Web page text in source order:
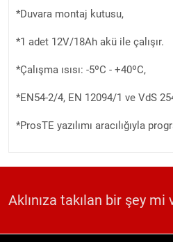
*Duvara montaj kutusu,
*1 adet 12V/18Ah akü ile çalışır.
*Çalışma ısısı: -5ºC - +40ºC,
*EN54-2/4, EN 12094/1 ve VdS
*ProsTE yazılımı aracılığıyla
Aklınıza takılan bir şey